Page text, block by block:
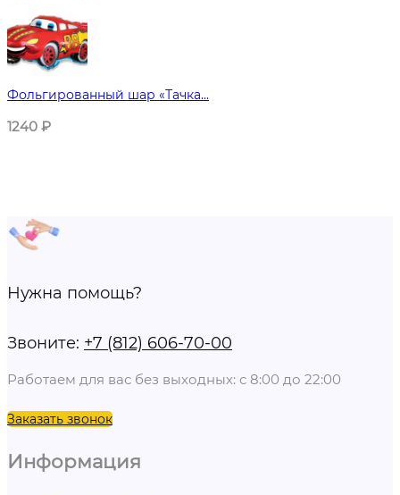
Фольгированный шар «Тачка...
1240 ₽
Нужна помощь?
Звоните: +7 (812) 606-70-00
Работаем для вас без выходных: с 8:00 до 22:00
Заказать звонок
Информация